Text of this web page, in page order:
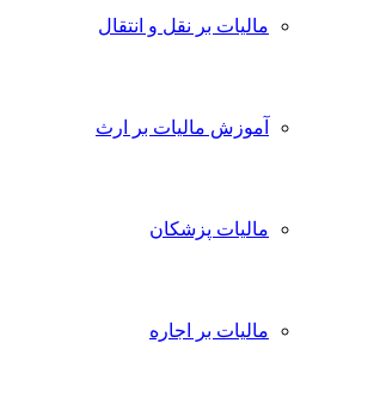
مالیات بر نقل و انتقال
آموزش مالیات بر ارث
مالیات پزشکان
مالیات بر اجاره